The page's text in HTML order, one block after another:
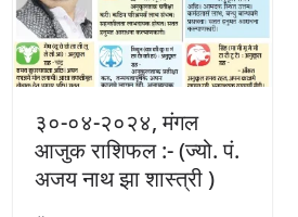
३०-०४-२०२४, मंगल
आजुक राशिफल :- (ज्यो. पं.
अजय नाथ झा शास्त्री )